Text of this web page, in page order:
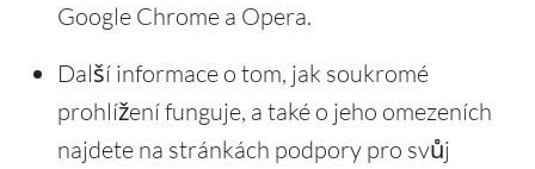
Google Chrome a Opera.
Další informace o tom, jak soukromé
prohlížení funguje, a také o jeho omezeních
najdete na stránkách podpory pro svůj